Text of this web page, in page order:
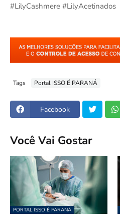
#LilyCashmere #LilyAcetinados
Tags Portal ISSO É PARANÁ
Facebook
Você Vai Gostar
PORTAL ISSO É PARANÁ